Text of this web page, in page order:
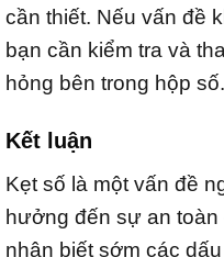
cần thiết. Nếu vấn đề
bạn cần kiểm tra và
hỏng bên trong hộp số.
Kết luận
Kẹt số là một vấn đề
hưởng đến sự an toàn
nhận biết sớm các